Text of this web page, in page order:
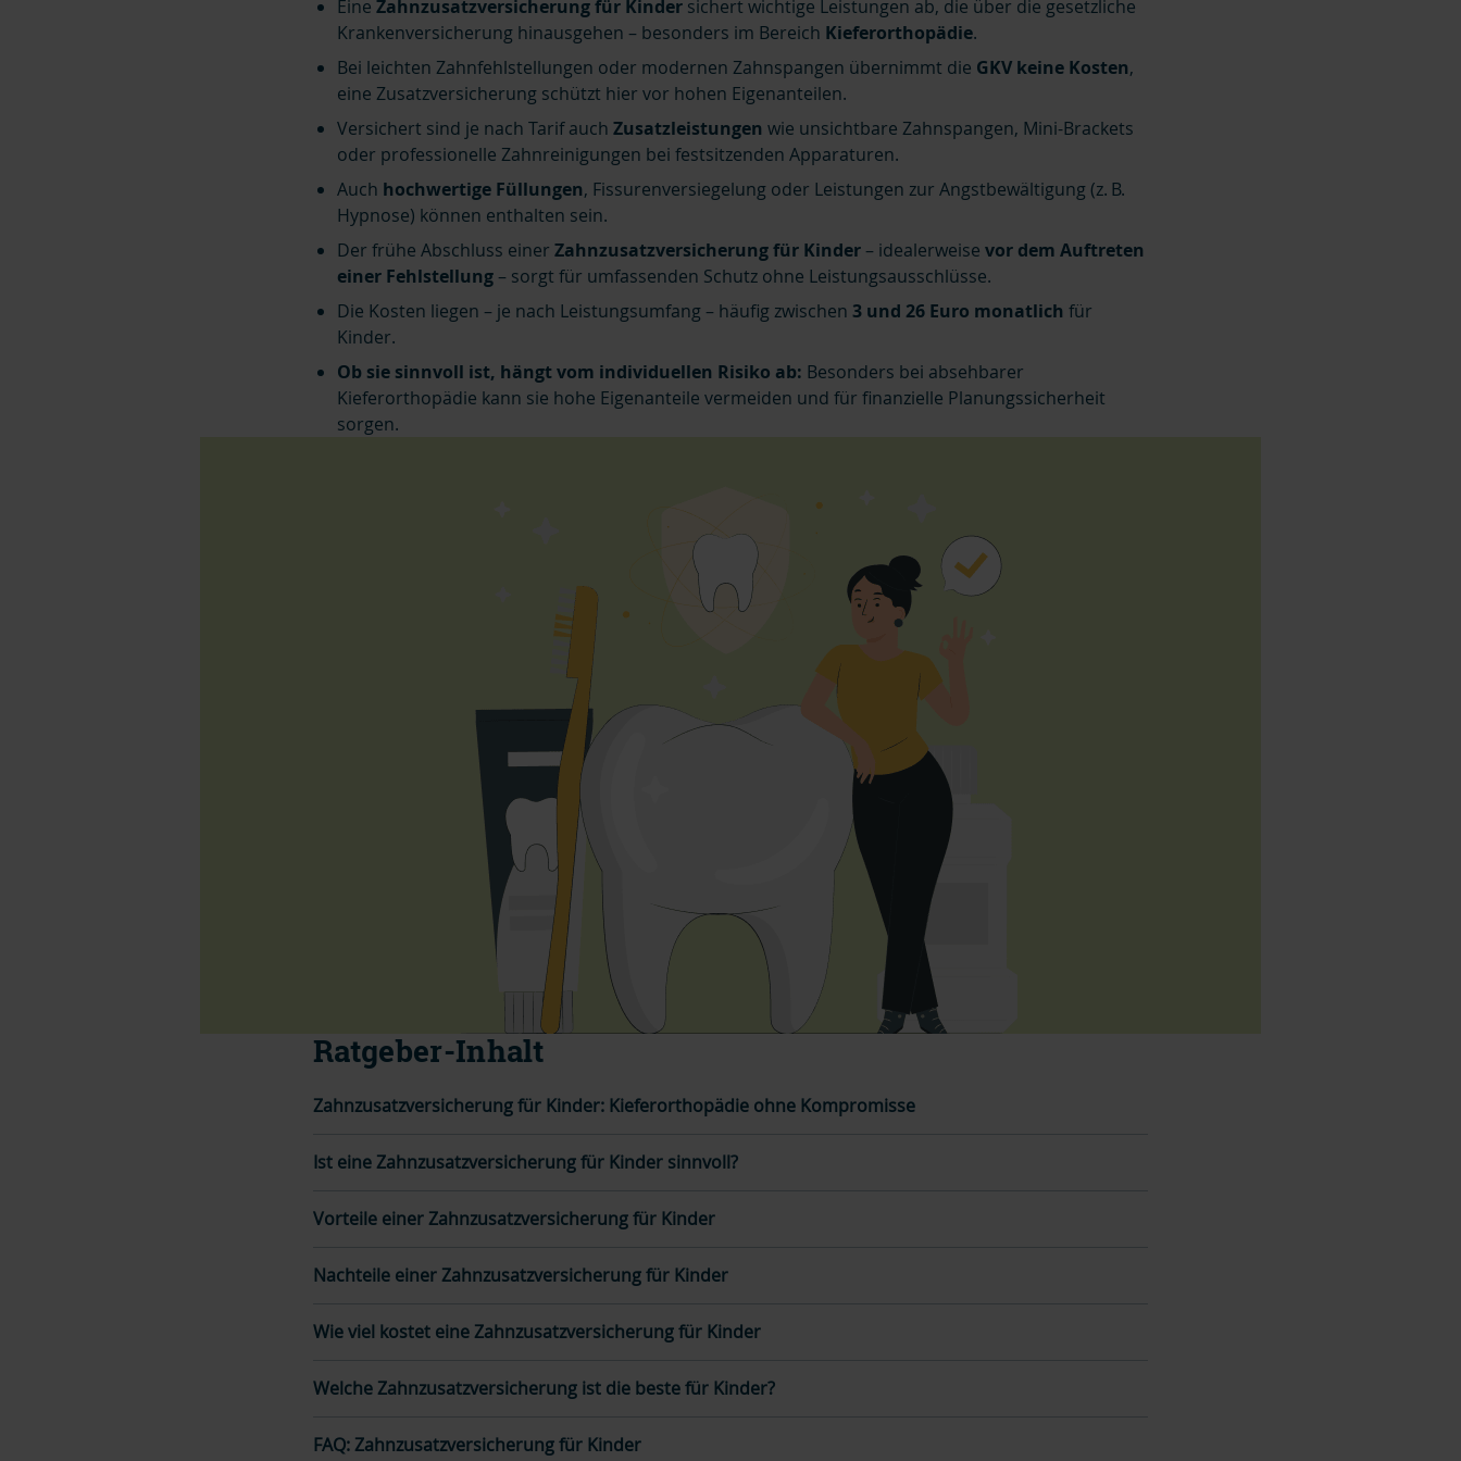
Eine Zahnzusatzversicherung für Kinder sichert wichtige Leistungen ab, die über die gesetzliche
Krankenversicherung hinausgehen – besonders im Bereich Kieferorthopädie.
Bei leichten Zahnfehlstellungen oder modernen Zahnspangen übernimmt die GKV keine Kosten,
eine Zusatzversicherung schützt hier vor hohen Eigenanteilen.
Versichert sind je nach Tarif auch Zusatzleistungen wie unsichtbare Zahnspangen, Mini-Brackets
oder professionelle Zahnreinigungen bei festsitzenden Apparaturen.
Auch hochwertige Füllungen, Fissurenversiegelung oder Leistungen zur Angstbewältigung (z. B.
Hypnose) können enthalten sein.
Der frühe Abschluss einer Zahnzusatzversicherung für Kinder – idealerweise vor dem Auftreten
einer Fehlstellung – sorgt für umfassenden Schutz ohne Leistungsausschlüsse.
Die Kosten liegen – je nach Leistungsumfang – häufig zwischen 3 und 26 Euro monatlich für
Kinder.
Ob sie sinnvoll ist, hängt vom individuellen Risiko ab: Besonders bei absehbarer
Kieferorthopädie kann sie hohe Eigenanteile vermeiden und für finanzielle Planungssicherheit
sorgen.
Ratgeber-Inhalt
Zahnzusatzversicherung für Kinder: Kieferorthopädie ohne Kompromisse
Ist eine Zahnzusatzversicherung für Kinder sinnvoll?
Vorteile einer Zahnzusatzversicherung für Kinder
Nachteile einer Zahnzusatzversicherung für Kinder
Wie viel kostet eine Zahnzusatzversicherung für Kinder
Welche Zahnzusatzversicherung ist die beste für Kinder?
FAQ: Zahnzusatzversicherung für Kinder